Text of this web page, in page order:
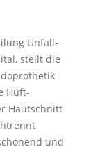
Unfall-
stellt die
Hüft-
Hautschnitt
und